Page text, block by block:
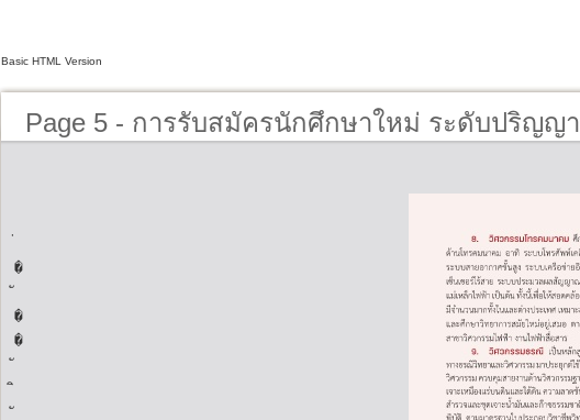
Basic HTML Version
Page 5 - การรับสมัครนักศึกษาใหม่ ระดับปริญญา